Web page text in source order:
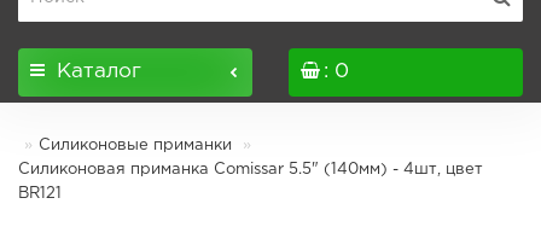
Каталог : 0
Силиконовые приманки
Силиконовая приманка Comissar 5.5" (140мм) - 4шт, цвет
BR121